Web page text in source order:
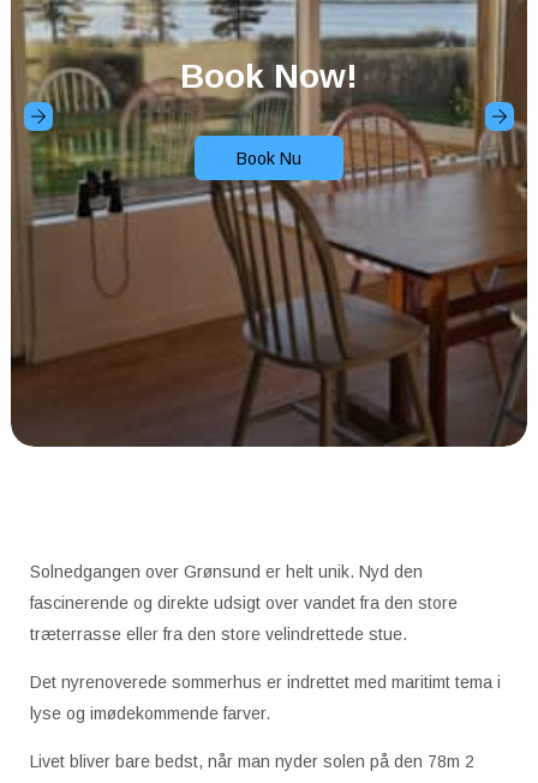
Book Now!
Book Nu
Solnedgangen over Grønsund er helt unik. Nyd den
fascinerende og direkte udsigt over vandet fra den store
træterrasse eller fra den store velindrettede stue.
Det nyrenoverede sommerhus er indrettet med maritimt tema i
lyse og imødekommende farver.
Livet bliver bare bedst, når man nyder solen på den 78m 2